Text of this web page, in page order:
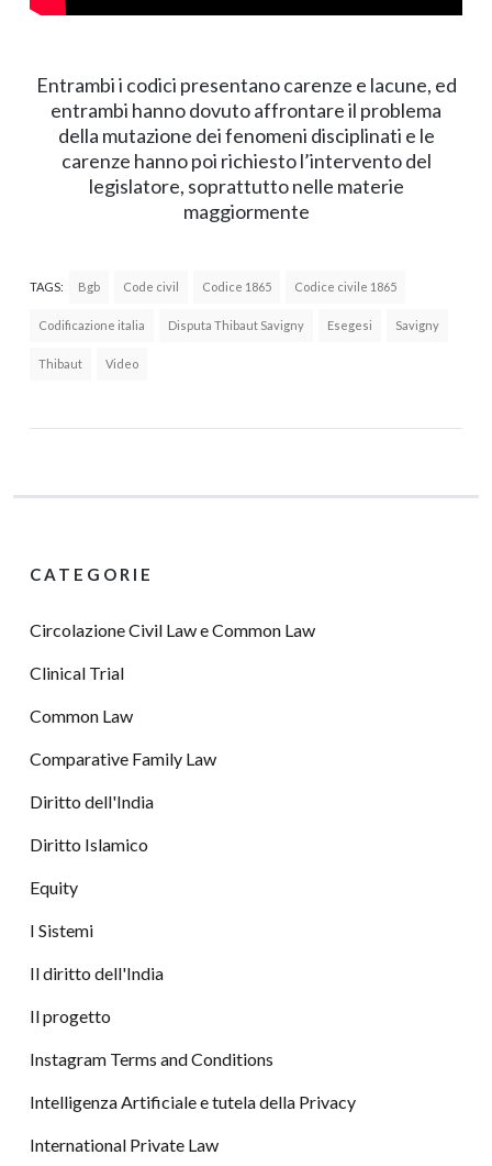
Entrambi i codici presentano carenze e lacune, ed
entrambi hanno dovuto affrontare il problema
della mutazione dei fenomeni disciplinati e le
carenze hanno poi richiesto l’intervento del
legislatore, soprattutto nelle materie
maggiormente
TAGS: Bgb Code civil Codice 1865 Codice civile 1865
Codificazione italia Disputa Thibaut Savigny Esegesi Savigny
Thibaut Video
CATEGORIE
Circolazione Civil Law e Common Law
Clinical Trial
Common Law
Comparative Family Law
Diritto dell'India
Diritto Islamico
Equity
I Sistemi
Il diritto dell'India
Il progetto
Instagram Terms and Conditions
Intelligenza Artificiale e tutela della Privacy
International Private Law